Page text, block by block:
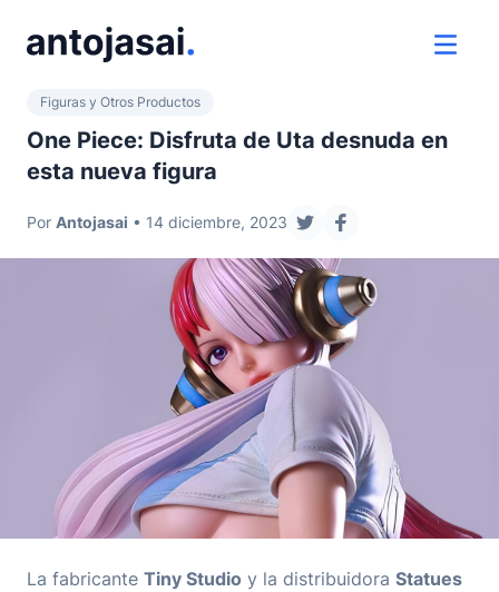
ver
Figuras y Otros Productos
One Piece: Disfruta de Uta desnuda en
esta nueva figura
Por Antojasai • 14 diciembre, 2023
compartir en twitter
compartir en
La fabricante Tiny Studio y la distribuidora Statues